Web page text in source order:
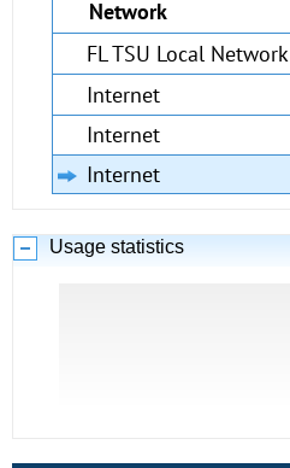
Network
FL TSU Local Network
Internet
Internet
Internet
Usage statistics